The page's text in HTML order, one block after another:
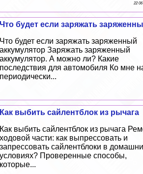
22
Что будет если заряжать
Что будет если заряжать заряженный
аккумулятор Заряжать заряженный
аккумулятор. А можно ли? Какие
последствия для автомобиля Ко мне
периодически...
Как выбить сайлентблок из рычага
Как выбить сайлентблок из рычага
ходовой части: как выпрессовать и
запрессовать сайлентблоки в
условиях? Проверенные способы,
которые...